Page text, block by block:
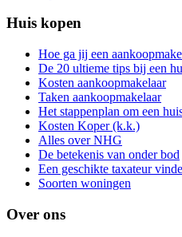
Huis kopen
Hoe ga jij een
De 20 ultieme tips bij een
Kosten aankoopmakelaar
Taken aankoopmakelaar
Het stappenplan om een
Kosten Koper (k.k.)
Alles over NHG
De betekenis van onder bod
Een geschikte taxateur
Soorten woningen
Over ons